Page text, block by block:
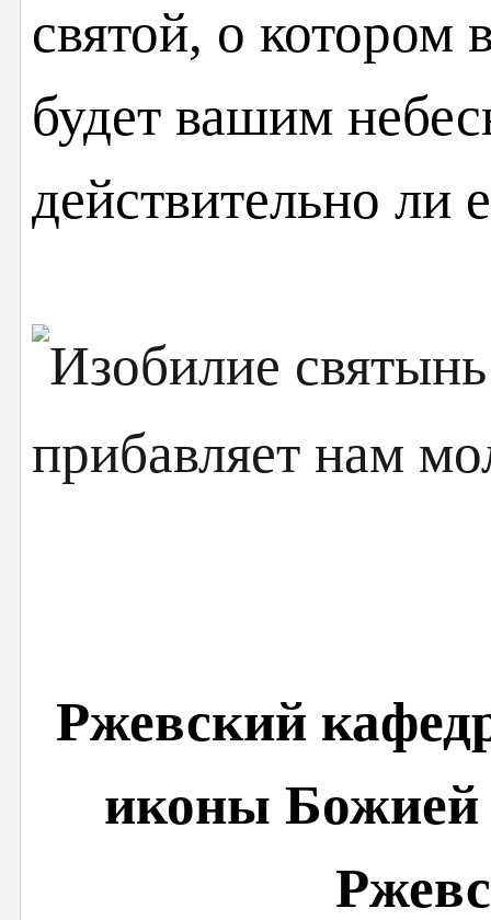
святой, о котором
будет вашим
действительно ли
Ржевский
иконы Божией